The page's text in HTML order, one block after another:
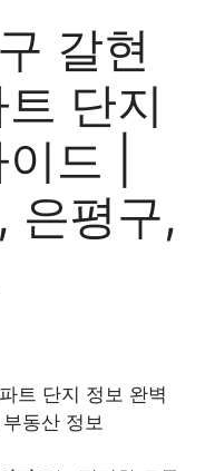
갈현
단지
드 |
은평구,
트 단지 정보 완벽
동산 정보